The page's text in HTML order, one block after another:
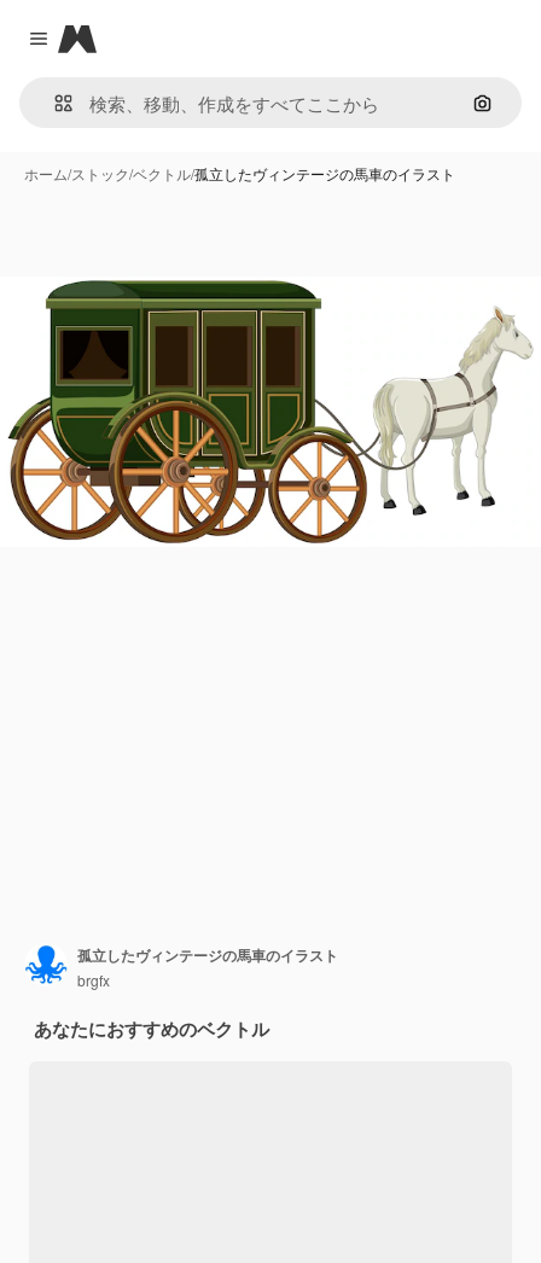
Close menu
Magnific
画像で
ホーム/ストック/ベクトル/孤立したヴィンテージの馬車のイラスト
孤立したヴィンテージの馬車のイラスト
brgfx
あなたにおすすめのベクトル